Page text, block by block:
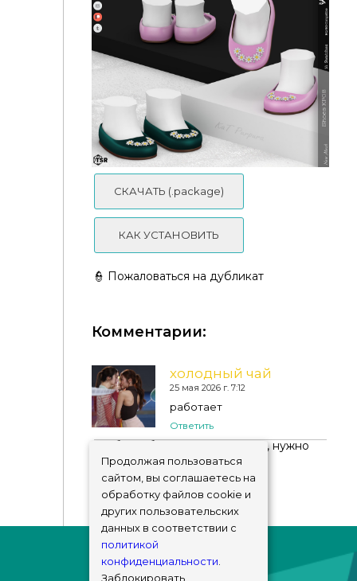
Туфли для младенцев - Shoes KP07- Infant
Shoes KP08 - Infant
СКАЧАТЬ (.package)
КАК УСТАНОВИТЬ
👮 Пожаловаться на дубликат
Комментарии:
холодный чай
25 мая 2026 г. 7:12
работает
Ответить
Чтобы добавить комментарий, нужно
авторизоваться !
Продолжая пользоваться
сайтом, вы соглашаетесь на
обработку файлов cookie и
других пользовательских
данных в соответствии с
политикой
конфиденциальности.
Заблокировать